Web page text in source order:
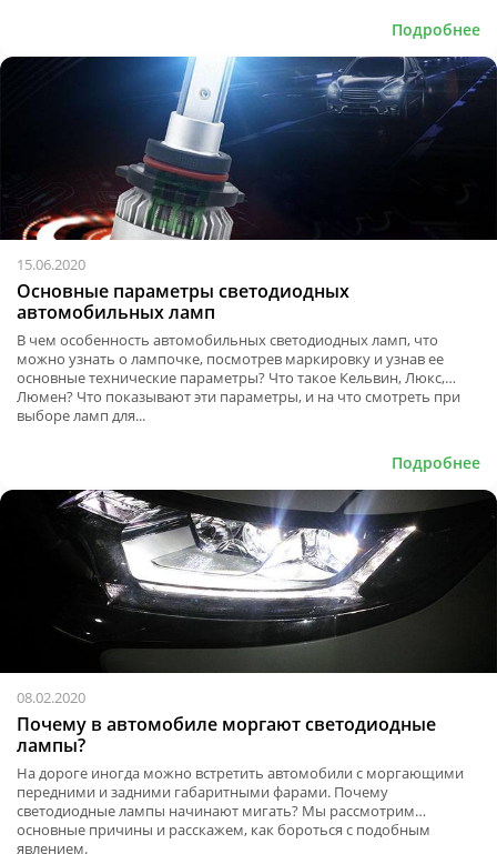
Подробнее
15.06.2020
Основные параметры светодиодных
автомобильных ламп
В чем особенность автомобильных светодиодных ламп, что
можно узнать о лампочке, посмотрев маркировку и узнав ее
основные технические параметры? Что такое Кельвин, Люкс,
Люмен? Что показывают эти параметры, и на что смотреть при
выборе ламп для...
Подробнее
08.02.2020
Почему в автомобиле моргают светодиодные
лампы?
На дороге иногда можно встретить автомобили с моргающими
передними и задними габаритными фарами. Почему
светодиодные лампы начинают мигать? Мы рассмотрим
основные причины и расскажем, как бороться с подобным
явлением.